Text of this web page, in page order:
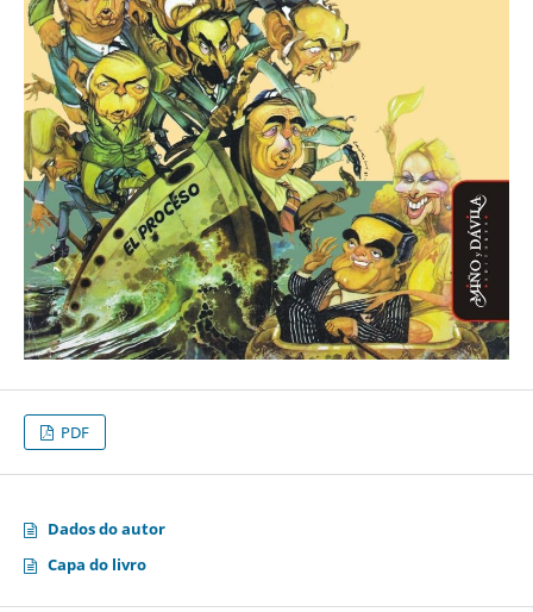
PDF
Dados do autor
Capa do livro